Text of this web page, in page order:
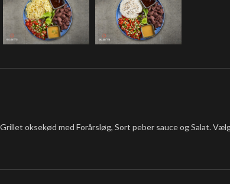
Grillet oksekød med Forårsløg, Sort peber sauce og Salat.